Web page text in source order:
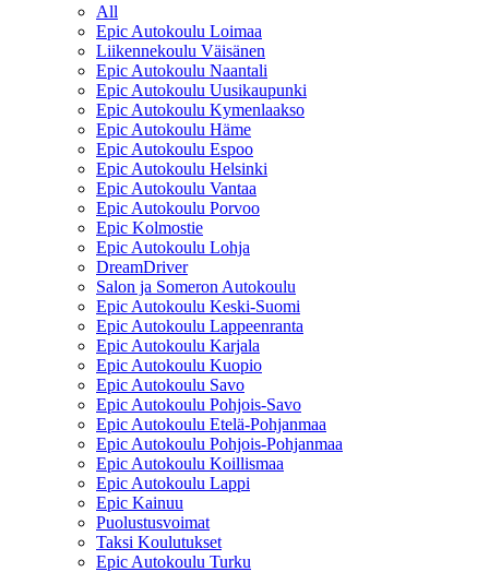
All
Epic Autokoulu Loimaa
Liikennekoulu Väisänen
Epic Autokoulu Naantali
Epic Autokoulu Uusikaupunki
Epic Autokoulu Kymenlaakso
Epic Autokoulu Häme
Epic Autokoulu Espoo
Epic Autokoulu Helsinki
Epic Autokoulu Vantaa
Epic Autokoulu Porvoo
Epic Kolmostie
Epic Autokoulu Lohja
DreamDriver
Salon ja Someron Autokoulu
Epic Autokoulu Keski-Suomi
Epic Autokoulu Lappeenranta
Epic Autokoulu Karjala
Epic Autokoulu Kuopio
Epic Autokoulu Savo
Epic Autokoulu Pohjois-Savo
Epic Autokoulu Etelä-Pohjanmaa
Epic Autokoulu Pohjois-Pohjanmaa
Epic Autokoulu Koillismaa
Epic Autokoulu Lappi
Epic Kainuu
Puolustusvoimat
Taksi Koulutukset
Epic Autokoulu Turku